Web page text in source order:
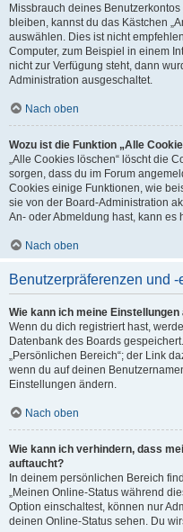
Missbrauch deines
bleiben, kannst du das Kästchen
auswählen. Dies ist nicht
Computer, zum Beispiel in einem
nicht zur Verfügung steht, dann
Administration ausgeschaltet.
Nach oben
Wozu ist die Funktion „Alle
„Alle Cookies löschen“ löscht die
sorgen, dass du im Forum
Cookies einige Funktionen, wie
sie von der Board-Administration
An- oder Abmeldung hast, kann
Nach oben
Benutzerpräferenzen und
Wie kann ich meine Einstellungen
Wenn du dich registriert hast,
Datenbank des Boards
„Persönlichen Bereich“; der Link
wenn du auf deinen
Einstellungen ändern.
Nach oben
Wie kann ich verhindern, dass
auftaucht?
In deinem persönlichen Bereich
„Meinen Online-Status während
Option einschaltest, können nur
deinen Online-Status sehen. Du